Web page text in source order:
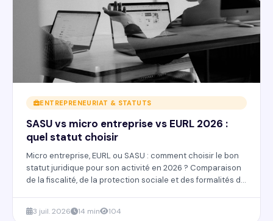
ENTREPRENEURIAT & STATUTS
SASU vs micro entreprise vs EURL 2026 :
quel statut choisir
Micro entreprise, EURL ou SASU : comment choisir le bon
statut juridique pour son activité en 2026 ? Comparaison
de la fiscalité, de la protection sociale et des formalités de
3 juil. 2026 14 min 104